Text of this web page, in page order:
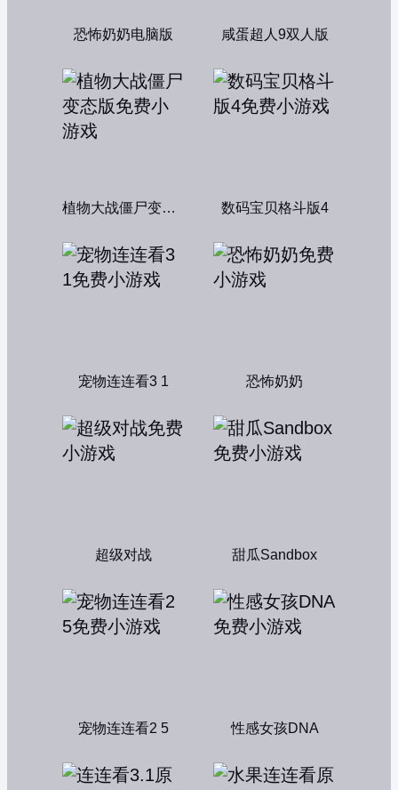
恐怖奶奶电脑版 咸蛋超人9双人版
植物大战僵尸变态版 数码宝贝格斗版4
宠物连连看3 1 恐怖奶奶
超级对战 甜瓜Sandbox
宠物连连看2 5 性感女孩DNA